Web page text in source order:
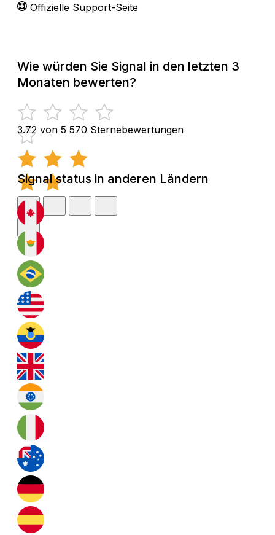
Offizielle Support-Seite
Wie würden Sie Signal in den letzten 3
Monaten bewerten?
3.72 von 5 570 Sternebewertungen
Signal status in anderen Ländern